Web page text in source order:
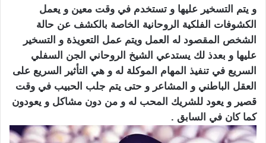
و يتم التسخير عليها و تستخدم في وقت معين و يعمل
الكشوفات الفلكية الروحانية الخاصة بالكشف عن حالة
الشخص المقصود له العمل ويتم عمل التعويذة و التسخير
عليها و بعدذ لك يستدعي الشيخ الروحاني الجن السفلي
السريع في تنفيذ المهام الموكلة له و هي التأثير السريع على
العقل الباطني و المشاعر و حتى يتم جلب الحبيب في وقت
قصير و يعود للشريك المحب له و من دون مشاكل و يعودون
كما كان في السابق .